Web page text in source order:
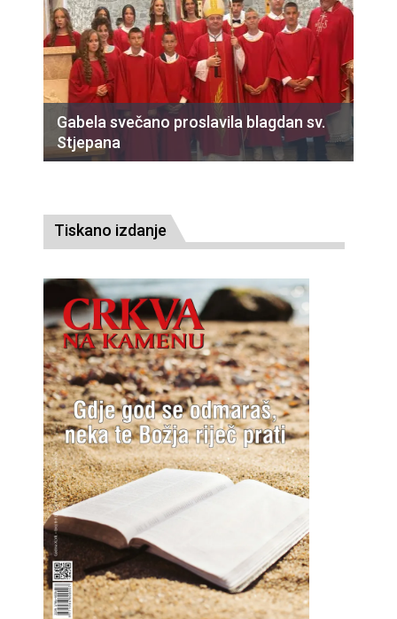
Gabela svečano proslavila blagdan sv.
Stjepana
Tiskano izdanje